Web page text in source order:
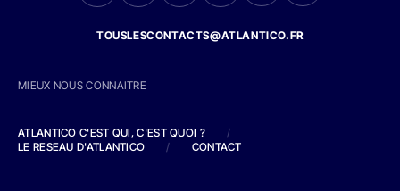
TOUSLESCONTACTS@ATLANTICO.FR
MIEUX NOUS CONNAITRE
ATLANTICO C'EST QUI, C'EST QUOI ?
/
LE RESEAU D'ATLANTICO
/ CONTACT